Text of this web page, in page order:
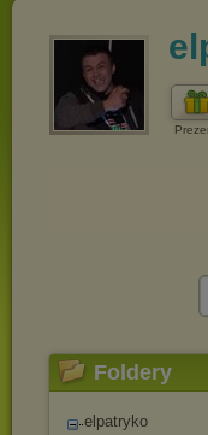
Foldery
elpatryko